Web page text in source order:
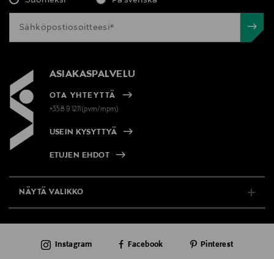
ASIAKASPALVELU
OTA YHTEYTTÄ
+358 9 1211(pvm/mpm)
USEIN KYSYTTYÄ
ETUJEN EHDOT
NÄYTÄ VALIKKO
AJANKOHTAISTA
Instagram Facebook Pinterest